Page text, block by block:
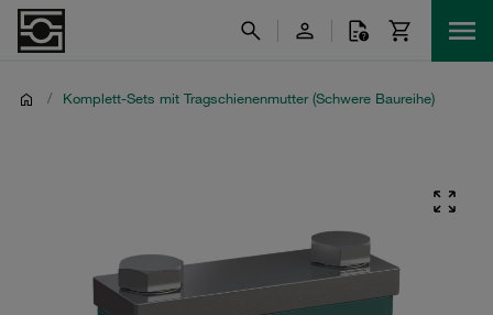
/ Komplett-Sets mit Tragschienenmutter (Schwere Baureihe)